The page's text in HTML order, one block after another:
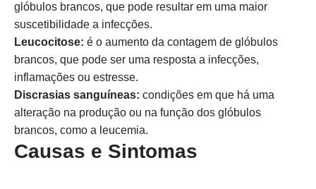
glóbulos brancos, que pode resultar em uma maior
suscetibilidade a infecções.
Leucocitose: é o aumento da contagem de glóbulos
brancos, que pode ser uma resposta a infecções,
inflamações ou estresse.
Discrasias sanguíneas: condições em que há uma
alteração na produção ou na função dos glóbulos
brancos, como a leucemia.
Causas e Sintomas